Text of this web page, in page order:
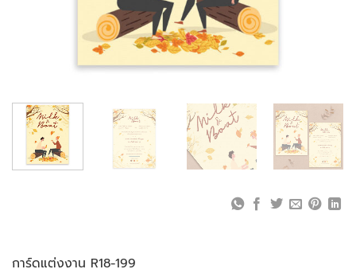
การ์ดแต่งงาน R18-199